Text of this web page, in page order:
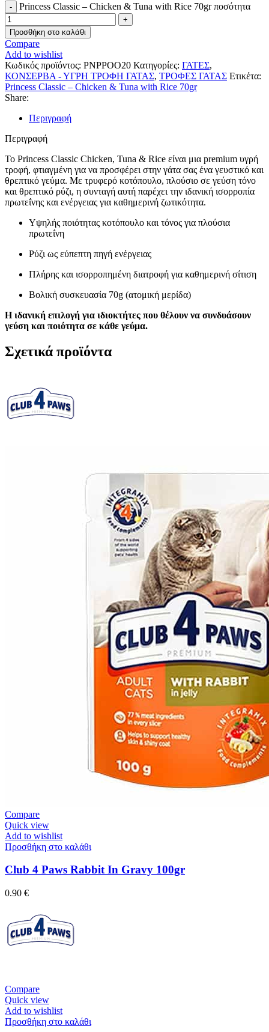
Princess Classic – Chicken & Tuna with Rice 70gr ποσότητα
Προσθήκη στο καλάθι
Compare
Add to wishlist
Κωδικός προϊόντος: PNPPOO20 Κατηγορίες: ΓΑΤΕΣ,
ΚΟΝΣΕΡΒΑ - ΥΓΡΗ ΤΡΟΦΗ ΓΑΤΑΣ, ΤΡΟΦΕΣ ΓΑΤΑΣ Ετικέτα:
Princess Classic – Chicken & Tuna with Rice 70gr
Share:
Περιγραφή
Περιγραφή
Το Princess Classic Chicken, Tuna & Rice είναι μια premium υγρή
τροφή, φτιαγμένη για να προσφέρει στην γάτα σας ένα γευστικό και
θρεπτικό γεύμα. Με τρυφερό κοτόπουλο, πλούσιο σε γεύση τόνο
και θρεπτικό ρύζι, η συνταγή αυτή παρέχει την ιδανική ισορροπία
πρωτεΐνης και ενέργειας για καθημερινή ζωτικότητα.
Υψηλής ποιότητας κοτόπουλο και τόνος για πλούσια
πρωτεΐνη
Ρύζι ως εύπεπτη πηγή ενέργειας
Πλήρης και ισορροπημένη διατροφή για καθημερινή σίτιση
Βολική συσκευασία 70g (ατομική μερίδα)
Η ιδανική επιλογή για ιδιοκτήτες που θέλουν να συνδυάσουν
γεύση και ποιότητα σε κάθε γεύμα.
Σχετικά προϊόντα
Compare
Quick view
Add to wishlist
Προσθήκη στο καλάθι
Club 4 Paws Rabbit In Gravy 100gr
0.90 €
Compare
Quick view
Add to wishlist
Προσθήκη στο καλάθι